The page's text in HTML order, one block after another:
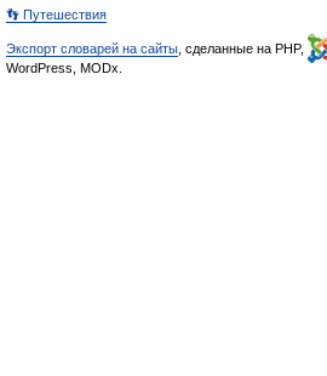
👣 Путешествия
Экспорт словарей на сайты , сделанные на PHP,
WordPress, MODx.